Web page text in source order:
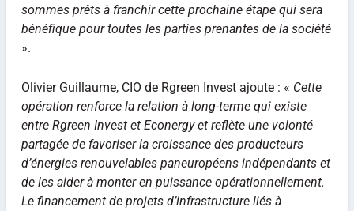
sommes prêts à franchir cette prochaine étape qui sera
bénéfique pour toutes les parties prenantes de la société
».
Olivier Guillaume, CIO de Rgreen Invest ajoute : « Cette
opération renforce la relation à long-terme qui existe
entre Rgreen Invest et Econergy et reflète une volonté
partagée de favoriser la croissance des producteurs
d’énergies renouvelables paneuropéens indépendants et
de les aider à monter en puissance opérationnellement.
Le financement de projets d’infrastructure liés à